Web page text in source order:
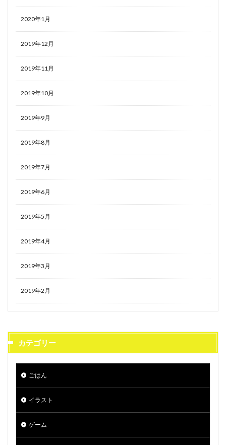
2020年1月
2019年12月
2019年11月
2019年10月
2019年9月
2019年8月
2019年7月
2019年6月
2019年5月
2019年4月
2019年3月
2019年2月
カテゴリー
ごはん
イラスト
ゲーム